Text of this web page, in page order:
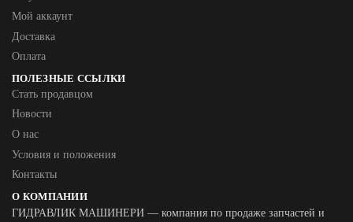
Мой аккаунт
Доставка
Оплата
ПОЛЕЗНЫЕ ССЫЛКИ
Стать продавцом
Новости
О нас
Условия и положения
Контакты
О КОМПАНИИ
ГИДРАВЛИК МАШИНЕРИ — компания по продаже запчастей и